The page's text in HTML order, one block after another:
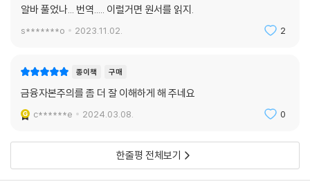
다 높다. 재산을 모으는 가장 쉬운 방법은 산업과 부동산, 임금생활자, 정부
에 부채를 떠안겨 이자와 기타 금융 비용, 상여금으로 경제적 잉여를 빨아
는 것이다. 유권자는 빚을 져서 ‘자본’ 소득을 추구하는 것이 부자가 되는
득을 얻는 길임을 믿으라고 부추겨진다. 자산 가격이 이자율보다 빠른 속
도로 상승하는 한에서만 가능한 일이다. 문제는 이 과정이 조만간 금융 순
---「CHAPTER 05. 지대의 금융화와 부채 디플레이션, 157~158쪽」중
에서
어떻게 피할 수 있는지 설명해주는 경제 이론이다. 이 책은 대학에서 가르
쳐주지 않는 실제 경제가 움직이는 현상을 보여준다. 경기 침체는 미국과
서구를 대표하는 금융자본주의의 주된 작동 원리다. 이 책의 목적은 오늘
융의 작동 원리가 어떻게 미국을 비롯한 전 세계를 위협하는지 보여주는
것이다. 이는 미국 경제가 대체로 노동과 산업의 부채 디플레이션이 두드
러진 만성적 경기 침체를 겪고 있는 데 반해 중국은 왜 그토록 번영하는지
설명해줄 것이다.
99퍼센트를 위한 경제인가, 1퍼센트를 위한 돈인가
문명의 갈림길 앞에서 인류는 어떤 선택을 할 것인가
알바 풀었나... 번역..... 이럴거면 원서를 읽지.
s*******o 2023.11.02. 2
종이책 구매
금융자본주의를 좀 더 잘 이해하게 해 주네요
c******e 2024.03.08. 0
한줄평 전체보기